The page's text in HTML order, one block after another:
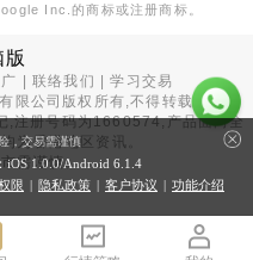
Inc.的商标或注册商标。
版
|联络我们 |学习交易
限公司版权所有,不得转载
,注册号码为1660574,产品面向全
为香港地区资讯。
需谨慎。
，交易需谨慎
iOS 1.0.0/Android 6.1.4
限 | 隐私政策 | 客户协议 | 功能介绍